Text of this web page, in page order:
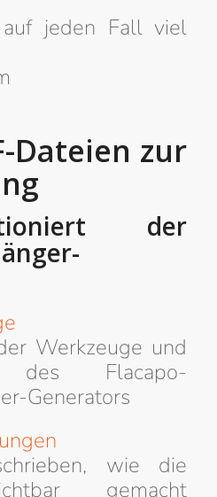
jeden Fall viel
Dateien zur
der
Werkzeuge und
des Flacapo-
Generators
wie die
gemacht